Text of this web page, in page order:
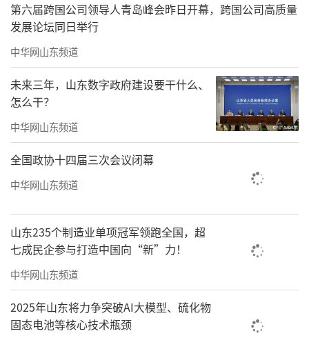
第六届跨国公司领导人青岛峰会昨日开幕，跨国公司高质量
发展论坛同日举行
中华网山东频道
未来三年，山东数字政府建设要干什么、
怎么干？
中华网山东频道
全国政协十四届三次会议闭幕
中华网山东频道
山东235个制造业单项冠军领跑全国，超
七成民企参与打造中国向“新”力！
中华网山东频道
2025年山东将力争突破AI大模型、硫化物
固态电池等核心技术瓶颈